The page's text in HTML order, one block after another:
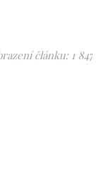
článku: 1 847